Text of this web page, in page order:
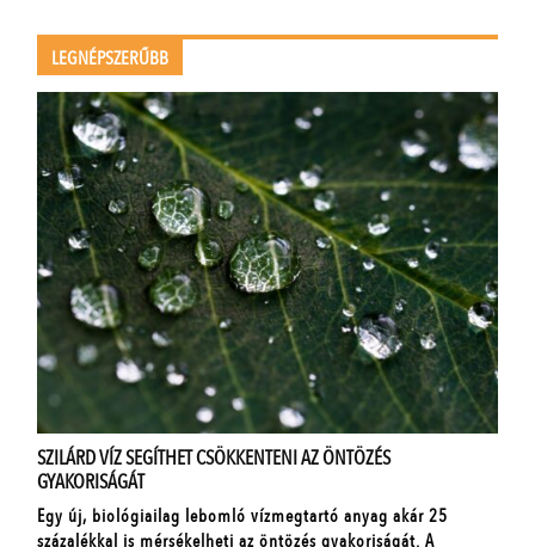
LEGNÉPSZERŰBB